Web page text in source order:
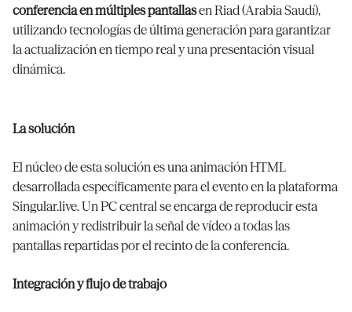
conferencia en múltiples pantallasen Riad (Arabia Saudí),
utilizando tecnologías de última generación para garantizar
la actualización en tiempo real y una presentación visual
dinámica.
La solución
El núcleo de esta solución es una animación HTML
desarrollada específicamente para el evento en la plataforma
Singular.live. Un PC central se encarga de reproducir esta
animación y redistribuir la señal de vídeo a todas las
pantallas repartidas por el recinto de la conferencia.
Integración y flujo de trabajo